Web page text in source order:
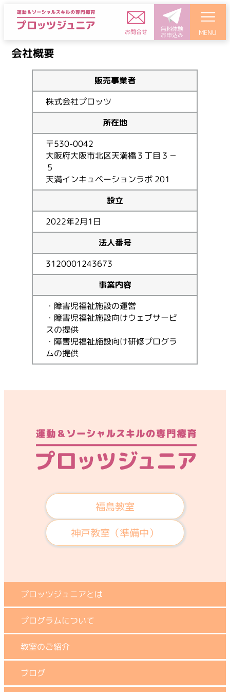
お問合せ 無料体験
お申込み MENU
会社概要
販売事業者
株式会社プロッツ
所在地
〒530-0042
大阪府大阪市北区天満橋３丁目３－
５
天満インキュベーションラボ 201
設立
2022年2月1日
法人番号
3120001243673
事業内容
・障害児福祉施設の運営
・障害児福祉施設向けウェブサービ
スの提供
・障害児福祉施設向け研修プログラ
ムの提供
福島教室
神戸教室（準備中）
プロッツジュニアとは
プログラムについて
教室のご紹介
ブログ